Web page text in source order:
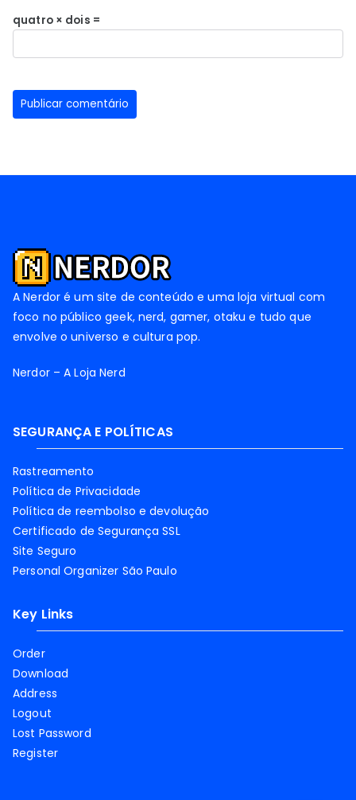
quatro × dois =
A Nerdor é um site de conteúdo e uma loja virtual com
foco no público geek, nerd, gamer, otaku e tudo que
envolve o universo e cultura pop.
Nerdor – A Loja Nerd
SEGURANÇA E POLÍTICAS
Rastreamento
Política de Privacidade
Política de reembolso e devolução
Certificado de Segurança SSL
Site Seguro
Personal Organizer São Paulo
Key Links
Order
Download
Address
Logout
Lost Password
Register